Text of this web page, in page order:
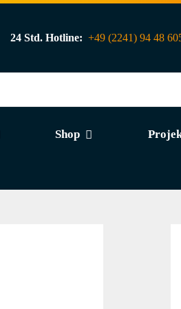
24 Std. Hotline: +49 (2241) 94 48
Shop